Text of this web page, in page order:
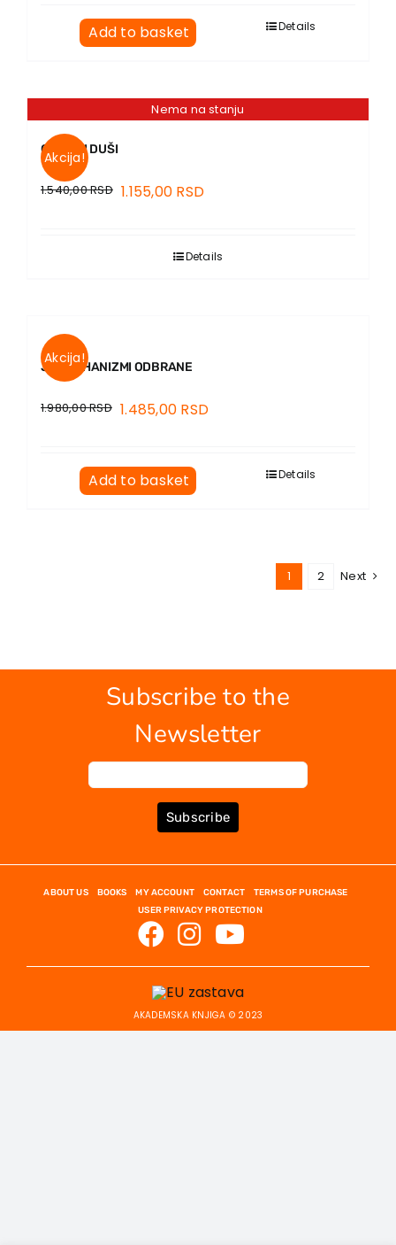
Add to basket Details
Nema na stanju
Akcija!
O TELU I DUŠI
1.540,00RSD 1.155,00 RSD
Details
Akcija!
JA I MEHANIZMI ODBRANE
1.980,00RSD 1.485,00 RSD
Add to basket Details
1 2 Next
Subscribe to the
Newsletter
Subscribe
ABOUT US BOOKS MY ACCOUNT CONTACT
TERMS OF PURCHASE
USER PRIVACY PROTECTION
AKADEMSKA KNJIGA © 2023